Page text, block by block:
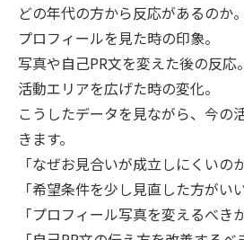
どの年代の方から反応があるのか。
プロフィールを見た時の印象。
写真や自己PR文を変えた後の反応。
活動エリアを広げた時の変化。
こうしたデータを見ながら、今の
きます。
「なぜお見合いが成立しにくいのか
「希望条件を少し見直した方がい
「プロフィール写真を変えるべきか